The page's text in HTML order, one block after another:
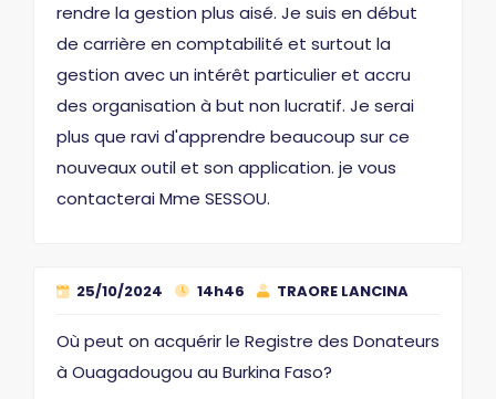
rendre la gestion plus aisé. Je suis en début
de carrière en comptabilité et surtout la
gestion avec un intérêt particulier et accru
des organisation à but non lucratif. Je serai
plus que ravi d'apprendre beaucoup sur ce
nouveaux outil et son application. je vous
contacterai Mme SESSOU.
25/10/2024 14h46 TRAORE LANCINA
Où peut on acquérir le Registre des Donateurs
à Ouagadougou au Burkina Faso?